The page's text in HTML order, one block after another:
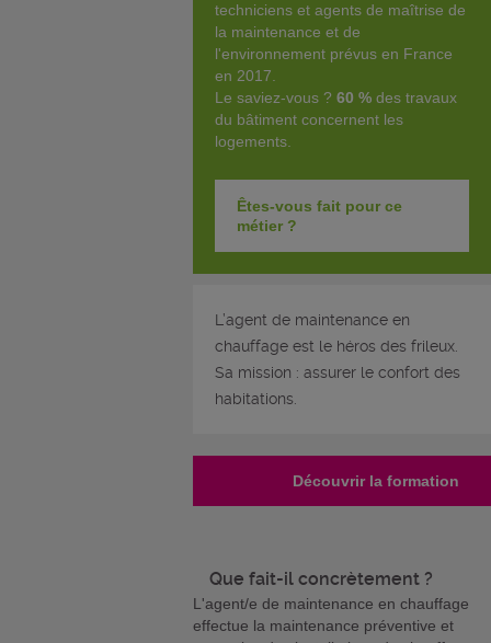
techniciens et agents de maîtrise de
la maintenance et de
l'environnement prévus en France
en 2017.
Le saviez-vous ? 60 % des travaux
du bâtiment concernent les
logements.
Êtes-vous fait pour ce
métier ?
L’agent de maintenance en
chauffage est le héros des frileux.
Sa mission : assurer le confort des
habitations.
Découvrir la formation
Que fait-il concrètement ?
L'agent/e de maintenance en chauffage
effectue la maintenance préventive et